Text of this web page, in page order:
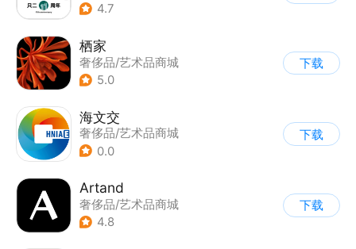
4.7
栖家
奢侈品/艺术品商城
5.0
下载
海文交
奢侈品/艺术品商城
0.0
下载
Artand
奢侈品/艺术品商城
4.8
下载